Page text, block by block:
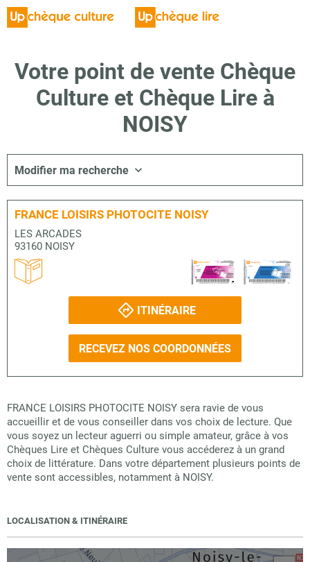
Votre point de vente Chèque
Culture et Chèque Lire à
NOISY
Modifier ma recherche
FRANCE LOISIRS PHOTOCITE NOISY
LES ARCADES
93160 NOISY
ITINÉRAIRE
RECEVEZ NOS COORDONNÉES
FRANCE LOISIRS PHOTOCITE NOISY sera ravie de vous
accueillir et de vous conseiller dans vos choix de lecture. Que
vous soyez un lecteur aguerri ou simple amateur, grâce à vos
Chèques Lire et Chèques Culture vous accéderez à un grand
choix de littérature. Dans votre département plusieurs points de
vente sont accessibles, notamment à NOISY.
LOCALISATION & ITINÉRAIRE